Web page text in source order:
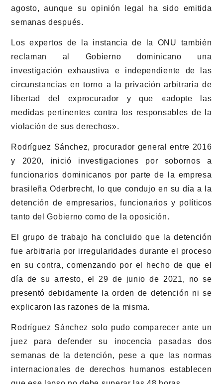
agosto, aunque su opinión legal ha sido emitida
semanas después.
Los expertos de la instancia de la ONU también
reclaman al Gobierno dominicano una
investigación exhaustiva e independiente de las
circunstancias en torno a la privación arbitraria de
libertad del exprocurador y que «adopte las
medidas pertinentes contra los responsables de la
violación de sus derechos».
Rodríguez Sánchez, procurador general entre 2016
y 2020, inició investigaciones por sobornos a
funcionarios dominicanos por parte de la empresa
brasileña Oderbrecht, lo que condujo en su día a la
detención de empresarios, funcionarios y políticos
tanto del Gobierno como de la oposición.
El grupo de trabajo ha concluido que la detención
fue arbitraria por irregularidades durante el proceso
en su contra, comenzando por el hecho de que el
día de su arresto, el 29 de junio de 2021, no se
presentó debidamente la orden de detención ni se
explicaron las razones de la misma.
Rodríguez Sánchez solo pudo comparecer ante un
juez para defender su inocencia pasadas dos
semanas de la detención, pese a que las normas
internacionales de derechos humanos establecen